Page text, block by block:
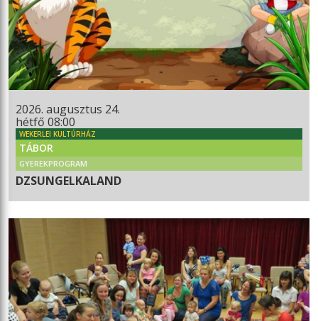
2026. augusztus 24.
hétfő 08:00
WEKERLEI KULTÚRHÁZ
TÁBOR
GYEREKPROGRAM
DZSUNGELKALAND